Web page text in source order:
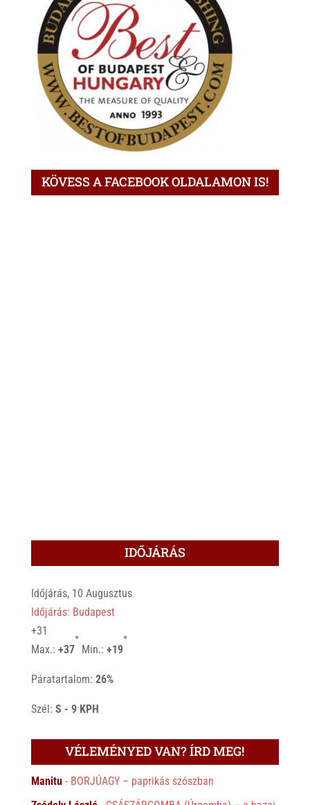
KÖVESS A FACEBOOK OLDALAMON IS!
IDŐJÁRÁS
Időjárás, 10 Augusztus
Időjárás: Budapest
+31
Max.: +37
°
Min.: +19
°
Páratartalom: 26%
Szél: S - 9 KPH
VÉLEMÉNYED VAN? ÍRD MEG!
Manitu- BORJÚAGY – paprikás szószban